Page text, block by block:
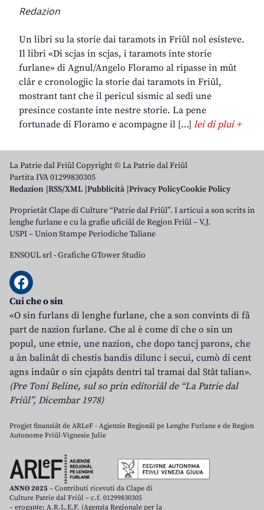
Redazion
Un libri su la storie dai taramots in Friûl nol esisteve.
Il libri «Di scjas in scjas, i taramots inte storie
furlane» di Agnul/Angelo Floramo al ripasse in mût
clâr e cronologjic la storie dai taramots in Friûl,
mostrant tant che il pericul sismic al sedi une
presince costante inte nestre storie. La pene
fortunade di Floramo e acompagne il […] lei di plui +
La Patrie dal Friûl Copyright © La Patrie dal Friûl
Partita IVA 01299830305
Redazion RSS/XML Pubblicità Privacy PolicyCookie Policy
Proprietât Clape di Culture “Patrie dal Friûl”. I articui a son scrits in
lenghe furlane e cu la grafie uficiâl de Regjon Friûl – V.J.
USPI – Union Stampe Periodiche Taliane
ENSOUL srl-Grafiche GTower Studio
Cui che o sin
«O sin furlans di lenghe furlane, che a son convints di fâ
part de nazion furlane. Che al è come dî che o sin un
popul, une etnie, une nazion, che dopo tancj parons, che
a àn balinât di chestis bandis dilunc i secui, cumò di cent
agns indaûr o sin cjapâts dentri tal tramai dal Stât talian».
(Pre Toni Beline, sul so prin editoriâl de “La Patrie dal
Friûl”, Dicembar 1978)
Progjet finanziât de ARLeF - Agjenzie Regjonâl pe Lenghe Furlane e de Regjon
Autonome Friûl-Vignesie Julie
ANNO 2025 – Contributi ricevuti da Clape di
Culture Patrie dal Friûl – c.f. 01299830305
– erogante: A.R.L.E.F. (Agenzia Regionale per la